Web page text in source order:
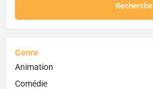
Recherche
Genre
Animation
Comédie